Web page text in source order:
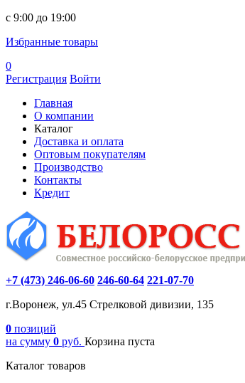
c 9:00 до 19:00
Избранные товары
0
Регистрация Войти
Главная
О компании
Каталог
Доставка и оплата
Оптовым покупателям
Производство
Контакты
Кредит
+7 (473) 246-06-60 246-60-64 221-07-70
г.Воронеж, ул.45 Стрелковой дивизии, 135
0 позиций
на сумму 0 руб. Корзина пуста
Каталог товаров